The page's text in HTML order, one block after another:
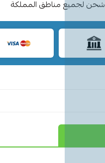
شحن لجميع مناطق المملكة